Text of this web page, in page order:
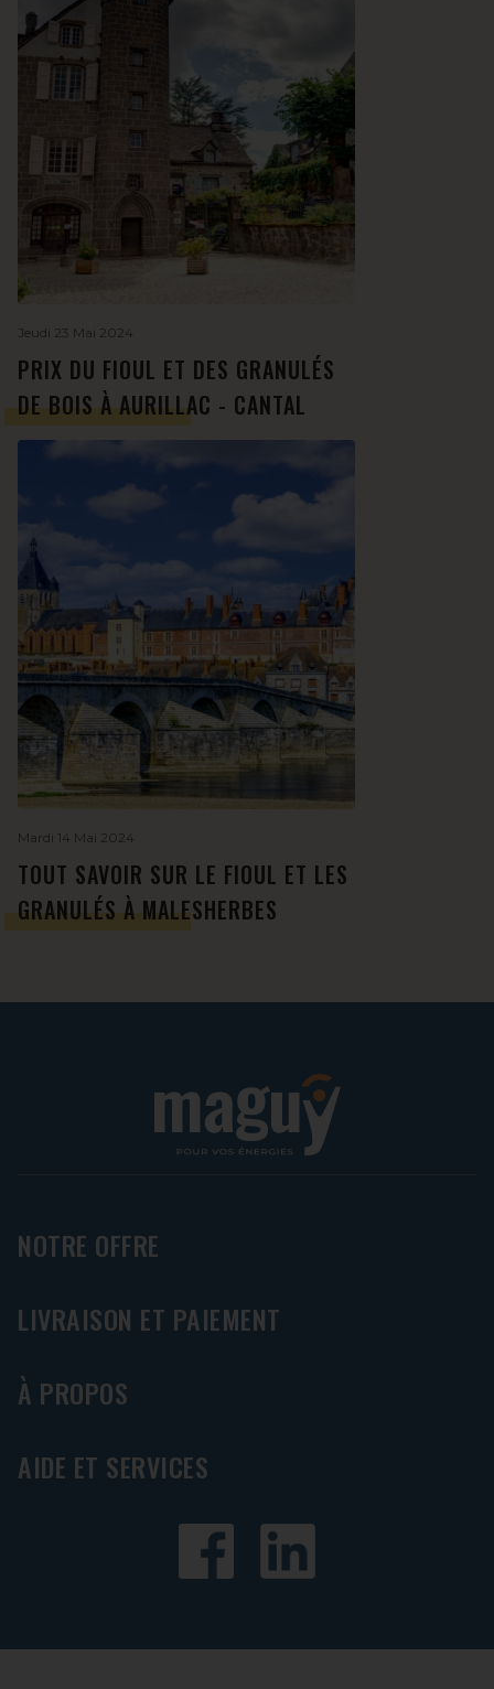
Jeudi 23 Mai 2024
PRIX DU FIOUL ET DES GRANULÉS
DE BOIS À AURILLAC - CANTAL
Mardi 14 Mai 2024
TOUT SAVOIR SUR LE FIOUL ET LES
GRANULÉS À MALESHERBES
NOTRE OFFRE
LIVRAISON ET PAIEMENT
À PROPOS
AIDE ET SERVICES